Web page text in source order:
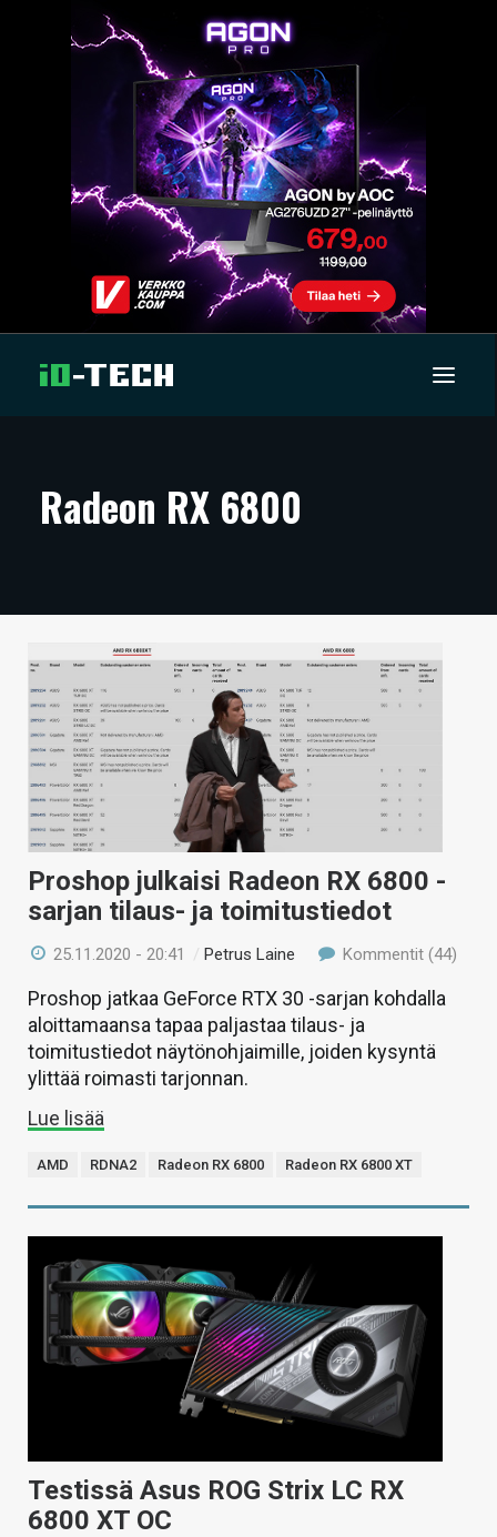
ARTIKKELIT
TECHBBS
TIETOA
HINTA.FI
KAUPPA
VAIHDA TEEMA
HAKU
Radeon RX 6800
Proshop julkaisi Radeon RX 6800 -
sarjan tilaus- ja toimitustiedot
25.11.2020 - 20:41 / Petrus Laine Kommentit (44)
Proshop jatkaa GeForce RTX 30 -sarjan kohdalla
aloittamaansa tapaa paljastaa tilaus- ja
toimitustiedot näytönohjaimille, joiden kysyntä
ylittää roimasti tarjonnan.
Lue lisää
AMD RDNA2 Radeon RX 6800 Radeon RX 6800 XT
Testissä Asus ROG Strix LC RX
6800 XT OC